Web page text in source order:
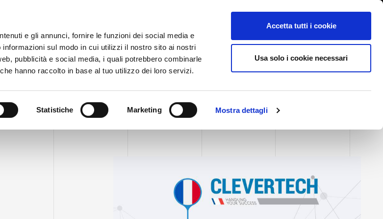
e gli annunci, fornire le funzioni dei social media e
sul modo in cui utilizzi il nostro sito ai nostri
pubblicità e social media, i quali potrebbero combinarle
hanno raccolto in base al tuo utilizzo dei loro servizi.
Statistiche Marketing Mostra dettagli
Accetta tutti i cookie
Usa solo i cookie necessari
Sygnalizowanie nieprawidłowości International/Polski
BLOG HISTORIA PRZYPADKU USŁUGI TARGI AKTUALNOŚCI I WYDARZENIA